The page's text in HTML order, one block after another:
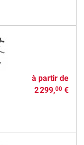
à partir de
2 299,00€